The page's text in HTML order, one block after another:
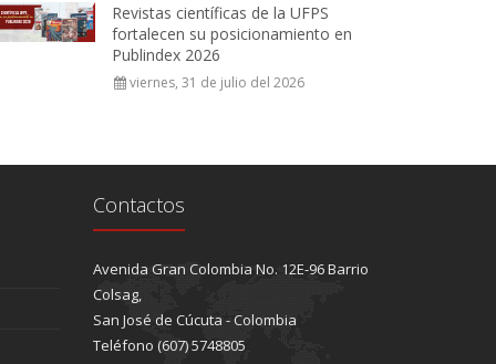
Revistas científicas de la UFPS
fortalecen su posicionamiento en
Publindex 2026
viernes, 31 de julio del 2026
Contactos
Avenida Gran Colombia No. 12E-96 Barrio
Colsag,
San José de Cúcuta - Colombia
Teléfono (607) 5748805